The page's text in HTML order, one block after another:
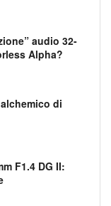
audio 32-
Alpha?
di
F1.4 DG II: